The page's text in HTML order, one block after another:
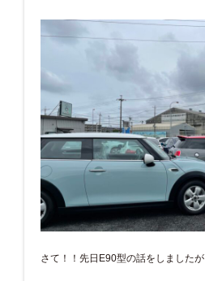
さて！！先日E90型の話をしましたが